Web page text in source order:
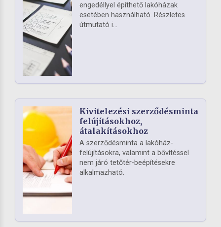
engedéllyel építhető lakóházak
esetében használható. Részletes
útmutató i...
Kivitelezési szerződésminta
felújításokhoz,
átalakításokhoz
A szerződésminta a lakóház-
felújításokra, valamint a bővítéssel
nem járó tetőtér-beépítésekre
alkalmazható.